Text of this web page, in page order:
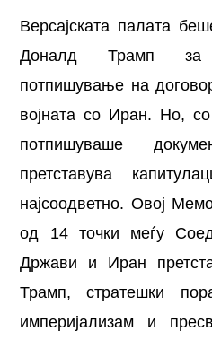
Версајската палата
Доналд Трамп за
потпишување на
војната со Иран. Но,
потпишуваше
претставува
најсоодветно. Овој
од 14 точки меѓу
Држави и Иран
Трамп, стратешки
империјализам и